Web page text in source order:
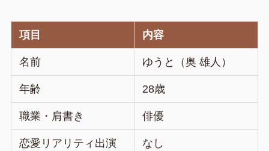
項目 内容
名前 ゆうと（奥 雄人）
年齢 28歳
職業・肩書き 俳優
恋愛リアリティ出演
なし